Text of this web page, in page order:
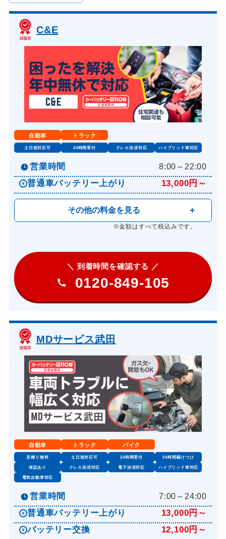
C&E
自動車 トラック
土日祝対応可 24時間受付 クレカ決済対応 ハイブリッド車対応
営業時間 8:00～22:00
普通車バッテリー上がり 13,000円～
その他の料金を見る
※金額はすべて税込みです。
＼ 到着時間を確認する ／
0120-849-105
MDサービス武田
自動車 トラック バイク
見積り無料 土日祝対応可 24時間受付 24時間駆けつけ
保証あり クレカ決済対応 電子決済対応 ハイブリッド車対応
電気自動車対応
営業時間 7:00～24:00
普通車バッテリー上がり
13,000円～
バッテリー交換
12,100円～